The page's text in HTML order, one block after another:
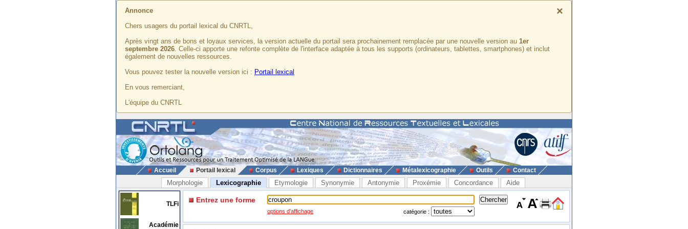
×
Annonce
Chers usagers du portail lexical du CNRTL,
Après vingt ans de bons et loyaux services, la version actuelle du portail sera prochainement remplacée par une nouvelle version au 1er
septembre 2026. Celle-ci apporte une refonte complète de l'interface adaptée à tous les supports (ordinateurs, tablettes, smartphones) et inclut
également de nouvelles ressources.
Vous pouvez tester la nouvelle version ici : Portail lexical
En vous remerciant,
L'équipe du CNRTL
Accueil Portail lexical Corpus Lexiques Dictionnaires Métalexicographie Outils Contact
Morphologie Lexicographie Etymologie Synonymie Antonymie Proxémie Concordance Aide
TLFi
Académie
Entrez une forme
options d'affichage catégorie :